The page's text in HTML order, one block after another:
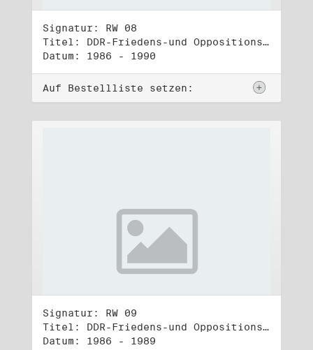
Signatur: RW 08
Titel: DDR-Friedens-und Oppositionsbewegung (1)
Datum: 1986 - 1990
Auf Bestellliste setzen:
Signatur: RW 09
Titel: DDR-Friedens-und Oppositionsbewegung (2)
Datum: 1986 - 1989